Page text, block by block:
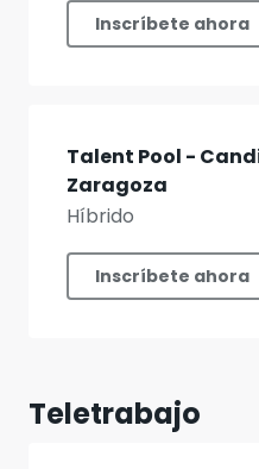
Inscríbete ahora
Talent Pool -
Zaragoza
Híbrido
Inscríbete ahora
Teletrabajo